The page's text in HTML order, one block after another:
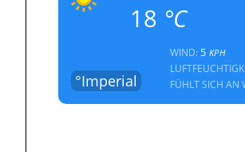
18 °C
°Imperial
WIND: 5 KPH
FÜHLT SICH AN